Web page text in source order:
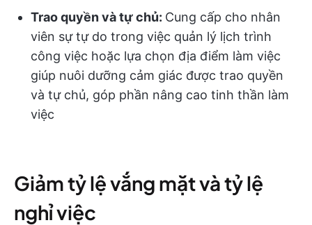
Trao quyền và tự chủ: Cung cấp cho nhân
viên sự tự do trong việc quản lý lịch trình
công việc hoặc lựa chọn địa điểm làm việc
giúp nuôi dưỡng cảm giác được trao quyền
và tự chủ, góp phần nâng cao tinh thần làm
việc
Giảm tỷ lệ vắng mặt và tỷ lệ
nghỉ việc